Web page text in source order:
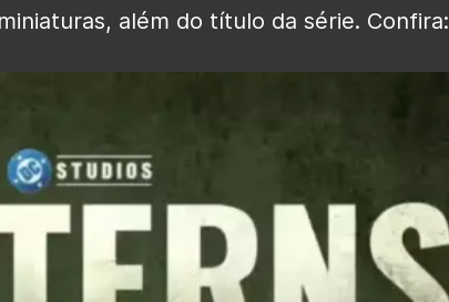
além do título da série. Confira: